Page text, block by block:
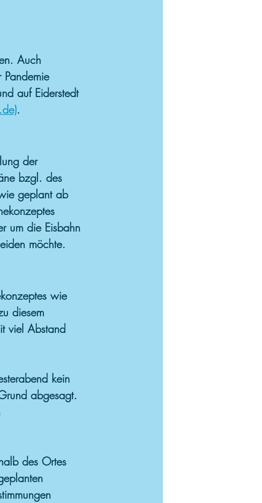
Auch
auf Eiderstedt
.
der
bzgl. des
geplant ab
um die Eisbahn
möchte.
wie
diesem
viel Abstand
kein
abgesagt.
des Ortes